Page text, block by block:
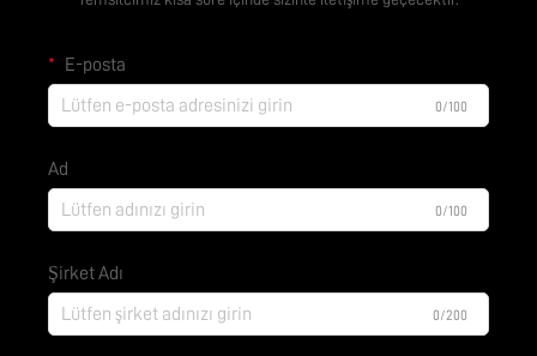
E-posta
0/100
Ad
0/100
Şirket Adı
0/200